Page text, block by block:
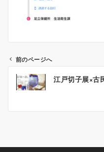
ビ
シ
前のページへ
江戸切子展×古